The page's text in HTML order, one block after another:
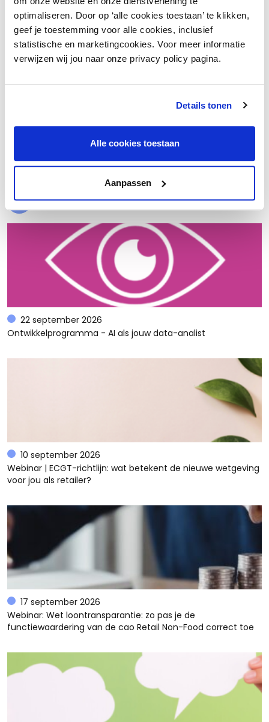
optimaliseren. Door op ‘alle cookies toestaan’ te klikken,
geef je toestemming voor alle cookies, inclusief
statistische en marketingcookies. Voor meer informatie
verwijzen wij jou naar onze privacy policy pagina.
Details tonen
Alle cookies toestaan
Aanpassen
Laad meer
Evenementen
22 september 2026
Ontwikkelprogramma - AI als jouw data-analist
10 september 2026
Webinar | ECGT-richtlijn: wat betekent de nieuwe wetgeving
voor jou als retailer?
17 september 2026
Webinar: Wet loontransparantie: zo pas je de
functiewaardering van de cao Retail Non-Food correct toe